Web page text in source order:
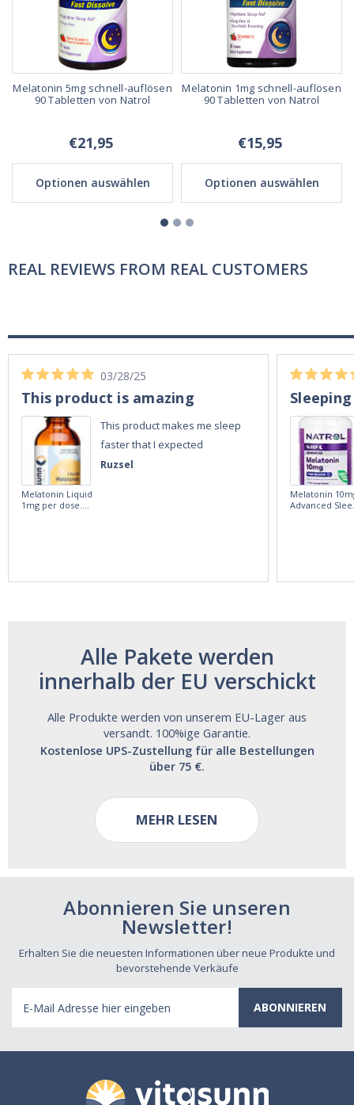
Melatonin 5mg schnell-auflösen
90 Tabletten von Natrol
€21,95
Optionen auswählen
Melatonin 1mg schnell-auflösen
90 Tabletten von Natrol
€15,95
Optionen auswählen
REAL REVIEWS FROM REAL CUSTOMERS
Ruzsel
03/28/25
This product is amazing
This product makes me sleep
faster that I expected
Melatonin Liquid
1mg per dose.
Melatonin
Advanced
Alle Pakete werden
innerhalb der EU verschickt
Alle Produkte werden von unserem EU-Lager aus
versandt. 100%ige Garantie.
Kostenlose UPS-Zustellung für alle Bestellungen
über 75 €.
MEHR LESEN
Abonnieren Sie unseren
Newsletter!
Erhalten Sie die neuesten Informationen über neue Produkte und
bevorstehende Verkäufe
Mail
Adresse